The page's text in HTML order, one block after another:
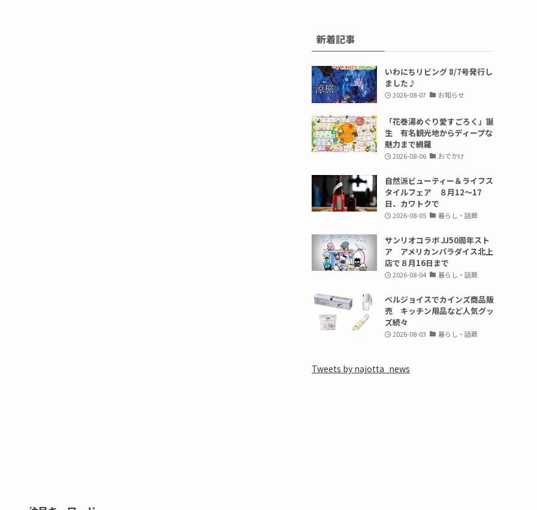
新着記事
いわにちリビング 8/7号発行し
ました♪
2026-08-07 お知らせ
「花巻湯めぐり愛すごろく」誕
生 有名観光地からディープな
魅力まで網羅
2026-08-06 おでかけ
自然派ビューティー＆ライフス
タイルフェア ８月12～17
日、カワトクで
2026-08-05 暮らし・話題
サンリオコラボ JJ50周年スト
ア アメリカンパラダイス北上
店で８月16日まで
2026-08-04 暮らし・話題
ベルジョイスでカインズ商品販
売 キッチン用品など人気グッ
ズ続々
2026-08-03 暮らし・話題
Tweets by najotta_news